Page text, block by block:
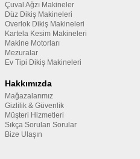
Çuval Ağzı Makineler
Düz Dikiş Makineleri
Overlok Dikiş Makineleri
Kartela Kesim Makineleri
Makine Motorları
Mezuralar
Ev Tipi Dikiş Makineleri
Hakkımızda
Mağazalarımız
Gizlilik & Güvenlik
Müşteri Hizmetleri
Sıkça Sorulan Sorular
Bize Ulaşın